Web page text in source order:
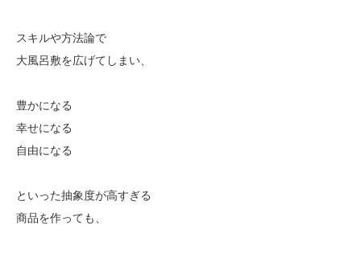
スキルや方法論で
大風呂敷を広げてしまい、
豊かになる
幸せになる
自由になる
といった抽象度が高すぎる
商品を作っても、